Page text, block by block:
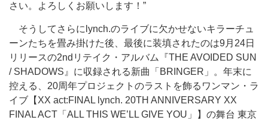
さい。よろしくお願いします！”
そうしてさらにlynch.のライブに欠かせないキラーチュ
ーンたちを畳み掛けた後、最後に装填されたのは9月24日
リリースの2ndリテイク・アルバム『THE AVOIDED SUN
/ SHADOWS』に収録される新曲「BRINGER」。年末に
控える、20周年プロジェクトのラストを飾るワンマン・ラ
イブ【XX act:FINAL lynch. 20TH ANNIVERSARY XX
FINAL ACT「ALL THIS WE’LL GIVE YOU」】の舞台 東京